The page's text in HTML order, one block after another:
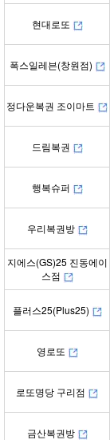
현대로또
폭스일레븐(창원점)
정다운복권 조이마트
드림복권
행복슈퍼
우리복권방
지에스(GS)25 진동에이
스점
플러스25(Plus25)
영로또
로또명당 구리점
금산복권방